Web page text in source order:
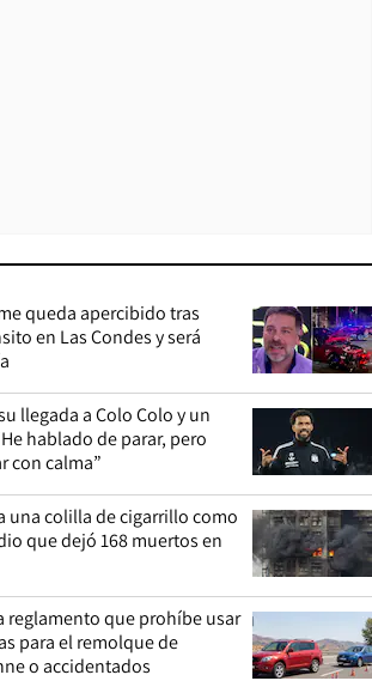
queda apercibido tras
en Las Condes y será
llegada a Colo Colo y un
hablado de parar, pero
con calma”
una colilla de cigarrillo como
que dejó 168 muertos en
reglamento que prohíbe usar
para el remolque de
o accidentados